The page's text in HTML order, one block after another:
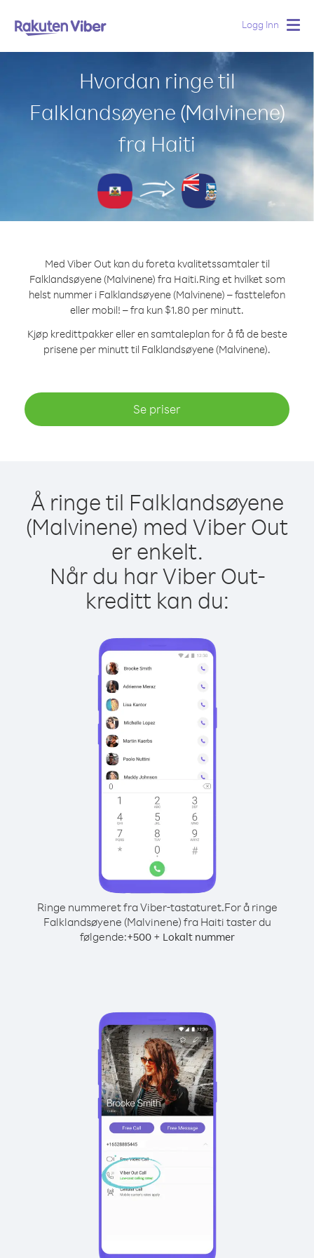
Logg Inn
Hvordan ringe til
Falklandsøyene (Malvinene)
fra Haiti
Med Viber Out kan du foreta kvalitetssamtaler til
Falklandsøyene (Malvinene) fra Haiti.Ring et hvilket som
helst nummer i Falklandsøyene (Malvinene) – fasttelefon
eller mobil! – fra kun $1.80 per minutt.
Kjøp kredittpakker eller en samtaleplan for å få de beste
prisene per minutt til Falklandsøyene (Malvinene).
Se priser
Å ringe til Falklandsøyene
(Malvinene) med Viber Out
er enkelt.
Når du har Viber Out-
kreditt kan du:
Ringe nummeret fra Viber-tastaturet.For å ringe
Falklandsøyene (Malvinene) fra Haiti taster du
følgende:+500+ Lokalt nummer